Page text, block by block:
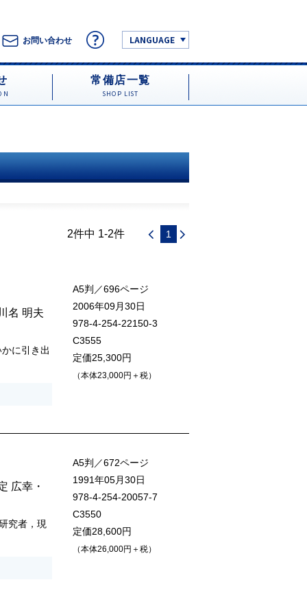
お問い合わせ LANGUAGE
常備店一覧
SHOP LIST
2件中 1-2件 1
川名 明夫
に引き出
A5判／696ページ
2006年09月30日
978-4-254-22150-3
C3555
定価25,300円
（本体23,000円＋税）
広幸 ・
究者，現
A5判／672ページ
1991年05月30日
978-4-254-20057-7
C3550
定価28,600円
（本体26,000円＋税）